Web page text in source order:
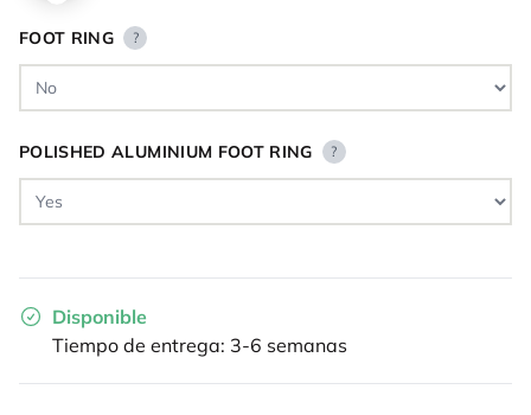
FOOT RING ?
POLISHED ALUMINIUM FOOT RING ?
Disponible
Tiempo de entrega: 3-6 semanas